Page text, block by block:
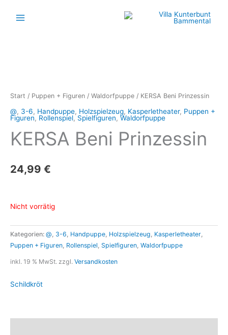
Inhalt
Start / Puppen + Figuren / Waldorfpuppe / KERSA Beni Prinzessin
@, 3-6, Handpuppe, Holzspielzeug, Kasperletheater, Puppen +
Figuren, Rollenspiel, Spielfiguren, Waldorfpuppe
KERSA Beni Prinzessin
24,99 €
Nicht vorrätig
Kategorien: @, 3-6, Handpuppe, Holzspielzeug, Kasperletheater,
Puppen + Figuren, Rollenspiel, Spielfiguren, Waldorfpuppe
inkl. 19 % MwSt. zzgl. Versandkosten
Schildkröt